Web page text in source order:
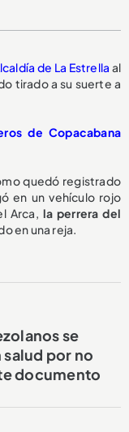
de La Estrella al
tirado a su suerte a
de Copacabana
quedó registrado
en un vehículo rojo
Arca, la perrera del
en una reja.
se
por no
documento